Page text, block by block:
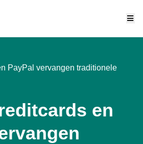
PayPal vervangen traditionele
en